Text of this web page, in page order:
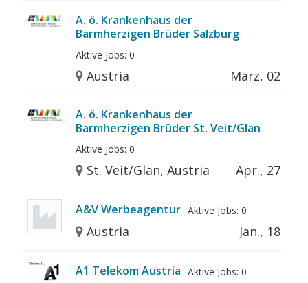
A. ö. Krankenhaus der
Barmherzigen Brüder Salzburg
Aktive Jobs: 0
Austria März, 02
A. ö. Krankenhaus der
Barmherzigen Brüder St. Veit/Glan
Aktive Jobs: 0
St. Veit/Glan, Austria Apr., 27
A&V Werbeagentur Aktive Jobs: 0
Austria Jan., 18
A1 Telekom Austria Aktive Jobs: 0